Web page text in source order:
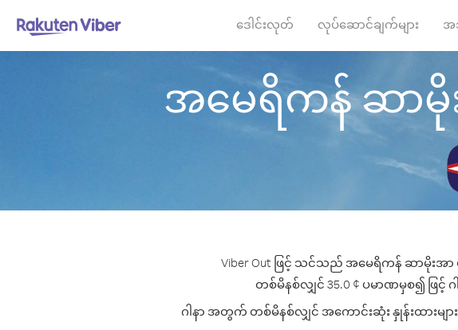
ဒေါင်းလုတ် လုပ်ဆောင်ချက်များ အ
အမေရိကန် ဆာမိုး
Viber Out ဖြင့် သင်သည် အမေရိကန် ဆာမိုးအ
တစ်မိနစ်လျှင် 35.0 ¢ ပမာဏမှစ၍ ဖြင့်
ဂါနာ အတွက် တစ်မိနစ်လျှင် အကောင်းဆုံး နှုန်းထားမ